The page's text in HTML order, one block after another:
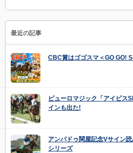
最近の記事
CBC賞はゴゴスマ＜GO GO!
ピューロマジック「アイビス
インも出た!
アンパドゥ関屋記念Vサイン
シリーズ